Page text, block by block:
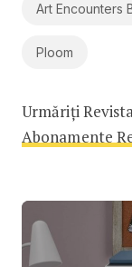
Art Encounters
Ploom
Urmăriți
Abonamente